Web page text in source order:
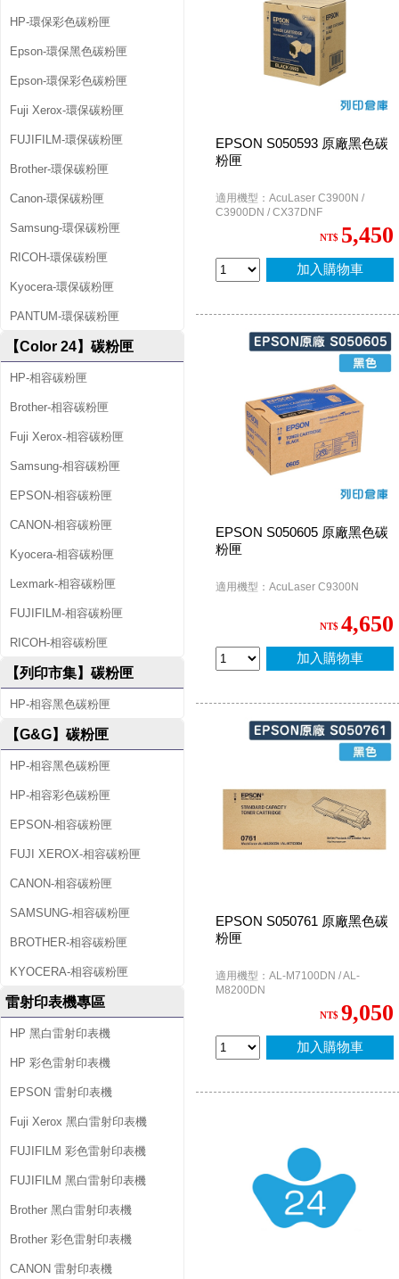
HP-環保彩色碳粉匣
Epson-環保黑色碳粉匣
Epson-環保彩色碳粉匣
Fuji Xerox-環保碳粉匣
FUJIFILM-環保碳粉匣
Brother-環保碳粉匣
Canon-環保碳粉匣
Samsung-環保碳粉匣
RICOH-環保碳粉匣
Kyocera-環保碳粉匣
PANTUM-環保碳粉匣
【Color 24】碳粉匣
HP-相容碳粉匣
Brother-相容碳粉匣
Fuji Xerox-相容碳粉匣
Samsung-相容碳粉匣
EPSON-相容碳粉匣
CANON-相容碳粉匣
Kyocera-相容碳粉匣
Lexmark-相容碳粉匣
FUJIFILM-相容碳粉匣
RICOH-相容碳粉匣
【列印市集】碳粉匣
HP-相容黑色碳粉匣
【G&G】碳粉匣
HP-相容黑色碳粉匣
HP-相容彩色碳粉匣
EPSON-相容碳粉匣
FUJI XEROX-相容碳粉匣
CANON-相容碳粉匣
SAMSUNG-相容碳粉匣
BROTHER-相容碳粉匣
KYOCERA-相容碳粉匣
雷射印表機專區
HP 黑白雷射印表機
HP 彩色雷射印表機
EPSON 雷射印表機
Fuji Xerox 黑白雷射印表機
FUJIFILM 彩色雷射印表機
FUJIFILM 黑白雷射印表機
Brother 黑白雷射印表機
Brother 彩色雷射印表機
CANON 雷射印表機
EPSON S050593 原廠黑色碳
粉匣
適用機型：AcuLaser C3900N /
C3900DN / CX37DNF
NT$ 5,450
加入購物車
EPSON S050605 原廠黑色碳
粉匣
適用機型：AcuLaser C9300N
NT$ 4,650
加入購物車
EPSON S050761 原廠黑色碳
粉匣
適用機型：AL-M7100DN / AL-
M8200DN
NT$ 9,050
加入購物車